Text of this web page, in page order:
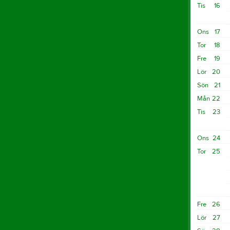
16
Tis
17
Ons
18
Tor
19
Fre
20
Lör
21
Sön
22
Mån
23
Tis
24
Ons
25
Tor
26
Fre
27
Lör